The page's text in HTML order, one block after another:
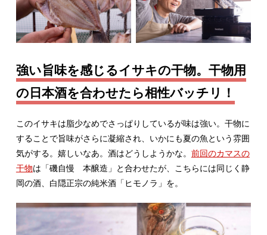
強い旨味を感じるイサキの干物。干物用
の日本酒を合わせたら相性バッチリ！
このイサキは脂少なめでさっぱりしているが味は強い。干物に
することで旨味がさらに凝縮され、いかにも夏の魚という雰囲
気がする。嬉しいなあ。酒はどうしようかな。 前回のカマスの
干物は「磯自慢 本醸造」と合わせたが、こちらには同じく静
岡の酒、白隠正宗の純米酒「ヒモノラ」を。